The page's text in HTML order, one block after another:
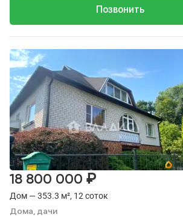
Позвонить
Дом — 353.3 м², 12 соток
Дома, дачи
18 800 000 ₽